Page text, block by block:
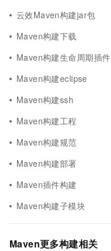
云效Maven构建jar包
Maven构建下载
Maven构建生命周期插件
Maven构建eclipse
Maven构建ssh
Maven构建工程
Maven构建规范
Maven构建部署
Maven插件构建
Maven构建子模块
Maven更多构建相关